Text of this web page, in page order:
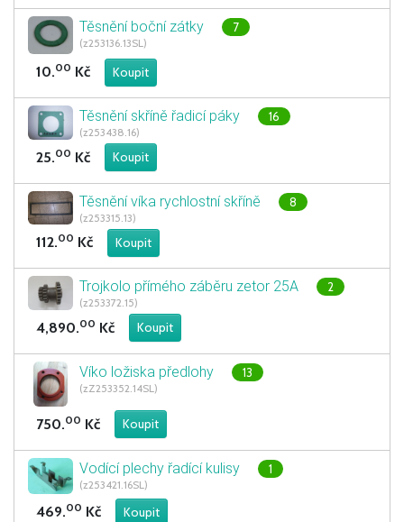
Těsnění boční zátky 7
(z253136.13SL)
10.00 Kč
Těsnění skříně řadicí páky 16
(z253438.16)
25.00 Kč
Těsnění víka rychlostní skříně 8
(z253315.13)
112.00 Kč
Trojkolo přímého záběru zetor 25A 2
(z253372.15)
4,890.00 Kč
Víko ložiska předlohy 13
(zZ253352.14SL)
750.00 Kč
Vodící plechy řadící kulisy 1
(z253421.16SL)
469.00 Kč